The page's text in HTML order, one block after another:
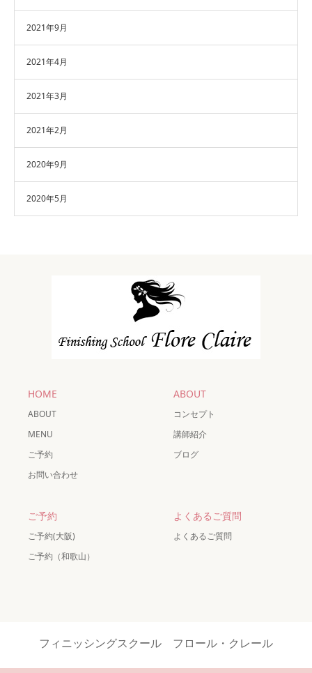
2021年9月
2021年4月
2021年3月
2021年2月
2020年9月
2020年5月
HOME
ABOUT
MENU
ご予約
お問い合わせ
ABOUT
コンセプト
講師紹介
ブログ
ご予約
ご予約(大阪)
ご予約（和歌山）
よくあるご質問
よくあるご質問
フィニッシングスクール フロール・クレール